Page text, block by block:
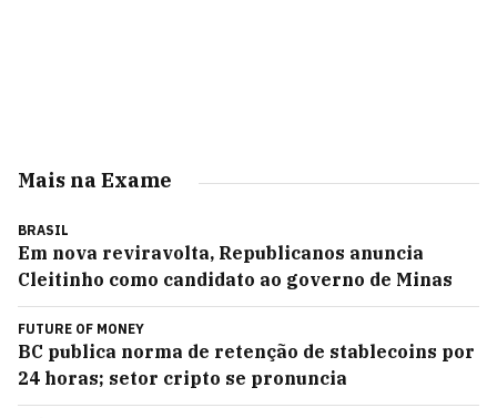
Mais na Exame
BRASIL
Em nova reviravolta, Republicanos anuncia
Cleitinho como candidato ao governo de Minas
FUTURE OF MONEY
BC publica norma de retenção de stablecoins por
24 horas; setor cripto se pronuncia